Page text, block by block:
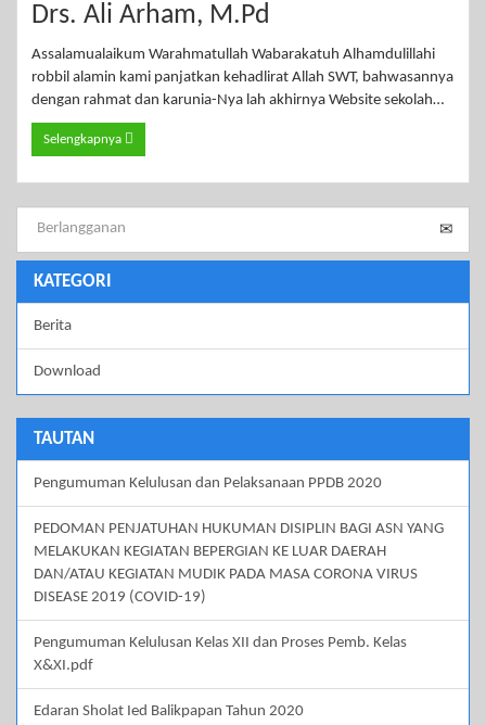
Drs. Ali Arham, M.Pd
Assalamualaikum Warahmatullah Wabarakatuh Alhamdulillahi
robbil alamin kami panjatkan kehadlirat Allah SWT, bahwasannya
dengan rahmat dan karunia-Nya lah akhirnya Website sekolah…
Selengkapnya
KATEGORI
Berita
Download
TAUTAN
Pengumuman Kelulusan dan Pelaksanaan PPDB 2020
PEDOMAN PENJATUHAN HUKUMAN DISIPLIN BAGI ASN YANG
MELAKUKAN KEGIATAN BEPERGIAN KE LUAR DAERAH
DAN/ATAU KEGIATAN MUDIK PADA MASA CORONA VIRUS
DISEASE 2019 (COVID-19)
Pengumuman Kelulusan Kelas XII dan Proses Pemb. Kelas
X&XI.pdf
Edaran Sholat Ied Balikpapan Tahun 2020